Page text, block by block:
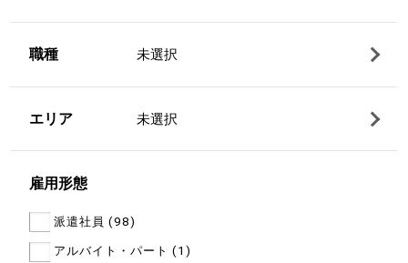
職種 未選択
エリア 未選択
雇用形態
派遣社員 (98)
アルバイト・パート (1)